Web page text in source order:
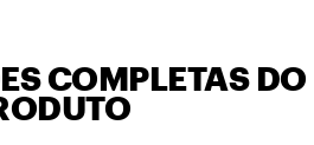
COMPLETAS DO